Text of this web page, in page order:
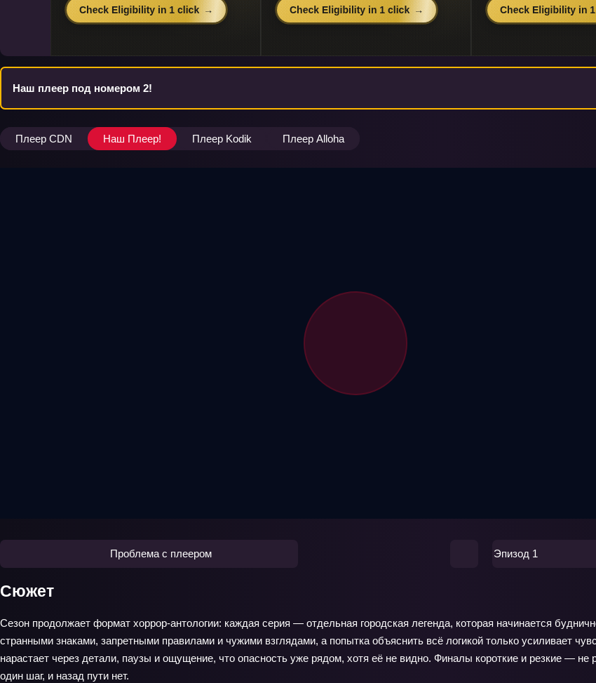
Наш плеер под номером 2!
Плеер CDN Наш Плеер! Плеер Kodik Плеер Alloha
Проблема с плеером Эпизод 1
Сюжет
Сезон продолжает формат хоррор‑антологии: каждая серия — отдельная городская легенда, которая начинается
странными знаками, запретными правилами и чужими взглядами, а попытка объяснить всё логикой только усиливает
нарастает через детали, паузы и ощущение, что опасность уже рядом, хотя её не видно. Финалы короткие и резкие —
один шаг, и назад пути нет.